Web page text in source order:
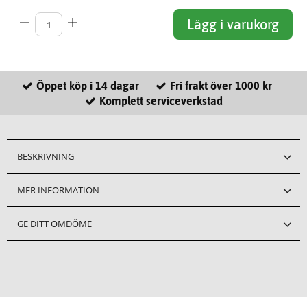
Lägg i varukorg
Öppet köp i 14 dagar
Fri frakt över 1000 kr
Komplett serviceverkstad
BESKRIVNING
MER INFORMATION
GE DITT OMDÖME